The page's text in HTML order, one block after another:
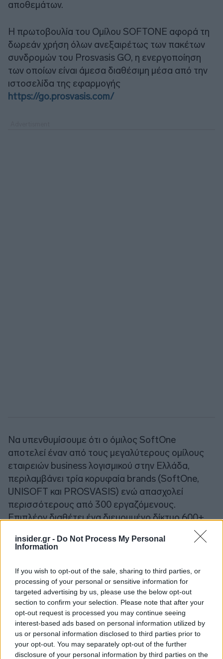
insider.gr - Do Not Process My Personal
Information
If you wish to opt-out of the sale, sharing to third parties, or
processing of your personal or sensitive information for
targeted advertising by us, please use the below opt-out
section to confirm your selection. Please note that after your
opt-out request is processed you may continue seeing
interest-based ads based on personal information utilized by
us or personal information disclosed to third parties prior to
your opt-out. You may separately opt-out of the further
disclosure of your personal information by third parties on the
αποθεμάτων.
Η πρωτοβουλία του Ομίλου SOFTONE αφορά τη
δωρεάν χρήση όλων ανεξαιρέτως των πακέτων
συνδρομών του Prosvasis GO, η ενεργοποίηση
των οποίων είναι άμεσα διαθέσιμη μέσα από την
ιστοσελίδα της εφαρμογής
https://go.prosvasis.com/
Να υπενθυμίσουμε ότι ο όμιλος SoftOne
αποτελεί έναν από τους μεγαλύτερους ομίλους
εταιρειών business λογισμικού στην Ελλάδα,
περιλαμβάνει τρία κορυφαία brands (SoftOne,
UNISOFT και PROSVASIS) ενώ απασχολεί
περισσότερους από 300 εργαζόμενους.
Επιπλέον διαθέτει ένα διευρυμένο δίκτυο 600+
συνεργατών, εξυπηρετώντας αποτελεσματικά μία
συνεχώς αυξανόμενη βάση 47.000 και πλέον
και Ρουμανία). Με μακρόχρονη εμπειρία και υψηλή
τεχνογνωσία, ο Όμιλος SoftOne αναπτύσσει
σύγχρονα προϊόντα, Cloud υπηρεσίες και λύσεις
Enterprise Mobility, που οδηγούν το digital
transformation των σύγχρονων επιχειρήσεων. Για
περισσότερες πληροφορίες, μπορείτε να
επισκεφθείτε την ιστοσελίδαwww.softone.gr